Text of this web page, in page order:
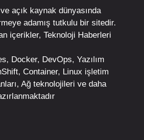
açık kaynak dünyasında
adamış tutkulu bir sitedir.
içerikler, Teknoloji Haberleri
, Docker, DevOps, Yazılım
, Container, Linux işletim
Ağ teknolojileri ve daha